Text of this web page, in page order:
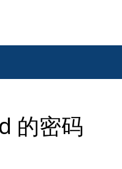
的密码